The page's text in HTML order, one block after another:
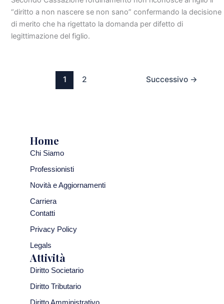
“diritto a non nascere se non sano” confermando la decisione
di merito che ha rigettato la domanda per difetto di
legittimazione del figlio.
1 2 Successivo →
Home
Chi Siamo
Professionisti
Novità e Aggiornamenti
Carriera
Contatti
Privacy Policy
Legals
Attività
Diritto Societario
Diritto Tributario